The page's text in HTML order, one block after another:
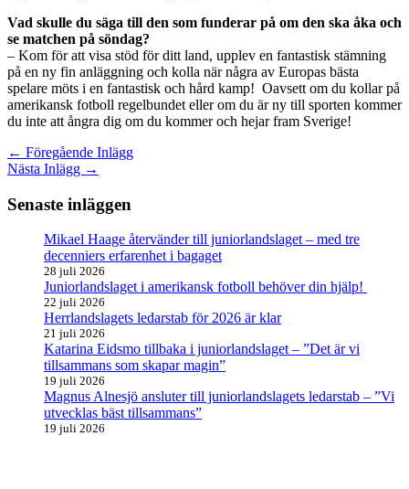
Vad skulle du säga till den som funderar på om den ska åka och
se matchen på söndag?
– Kom för att visa stöd för ditt land, upplev en fantastisk stämning
på en ny fin anläggning och kolla när några av Europas bästa
spelare möts i en fantastisk och hård kamp! Oavsett om du kollar på
amerikansk fotboll regelbundet eller om du är ny till sporten kommer
du inte att ångra dig om du kommer och hejar fram Sverige!
← Föregående Inlägg
Nästa Inlägg →
Senaste inläggen
Mikael Haage återvänder till juniorlandslaget – med tre
decenniers erfarenhet i bagaget
28 juli 2026
Juniorlandslaget i amerikansk fotboll behöver din hjälp!
22 juli 2026
Herrlandslagets ledarstab för 2026 är klar
21 juli 2026
Katarina Eidsmo tillbaka i juniorlandslaget – ”Det är vi
tillsammans som skapar magin”
19 juli 2026
Magnus Alnesjö ansluter till juniorlandslagets ledarstab – ”Vi
utvecklas bäst tillsammans”
19 juli 2026